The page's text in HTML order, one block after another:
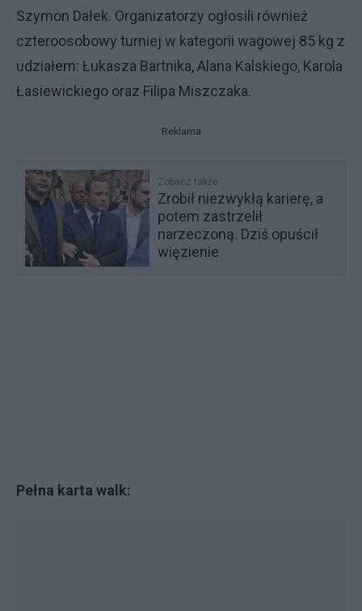
Szymon Dałek. Organizatorzy ogłosili również
czteroosobowy turniej w kategorii wagowej 85 kg z
udziałem: Łukasza Bartnika, Alana Kalskiego, Karola
Łasiewickiego oraz Filipa Miszczaka.
Reklama
Zobacz także
Zrobił niezwykłą karierę, a
potem zastrzelił
narzeczoną. Dziś opuścił
więzienie
Pełna karta walk: